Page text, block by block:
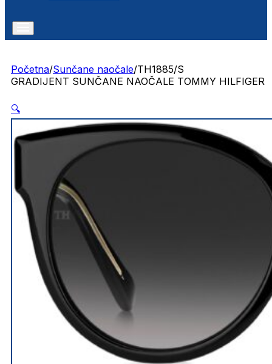
Početna/Sunčane naočale/TH1885/S
GRADIJENT SUNČANE NAOČALE TOMMY HILFIGER
🔍